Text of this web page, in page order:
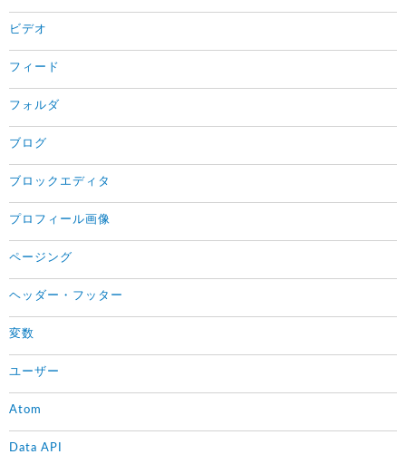
ビデオ
フィード
フォルダ
ブログ
ブロックエディタ
プロフィール画像
ページング
ヘッダー・フッター
変数
ユーザー
Atom
Data API